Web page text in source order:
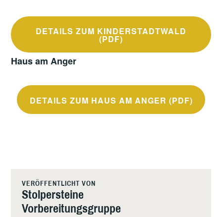
DETAILS ZUM KINDERSTADTWALD
(PDF)
Haus am Anger
DETAILS ZUM HAUS AM ANGER (PDF)
VERÖFFENTLICHT VON
Stolpersteine
Vorbereitungsgruppe